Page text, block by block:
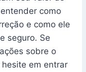
como
e como ele
seguro. Se
sobre o
em entrar